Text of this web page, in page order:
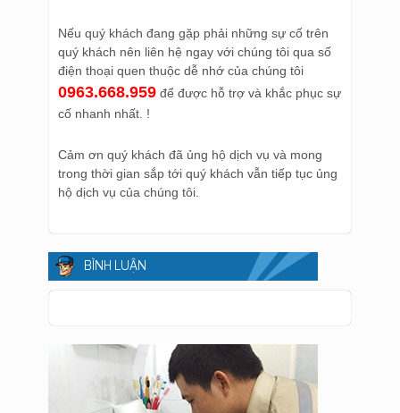
Nếu quý khách đang gặp phải những sự cố trên
quý khách nên liên hệ ngay với chúng tôi qua số
điện thoại quen thuộc dễ nhớ của chúng tôi
0963.668.959 để được hỗ trợ và khắc phục sự
cố nhanh nhất. !
Cảm ơn quý khách đã ủng hộ dịch vụ và mong
trong thời gian sắp tới quý khách vẫn tiếp tục ủng
hộ dịch vụ của chúng tôi.
BÌNH LUẬN